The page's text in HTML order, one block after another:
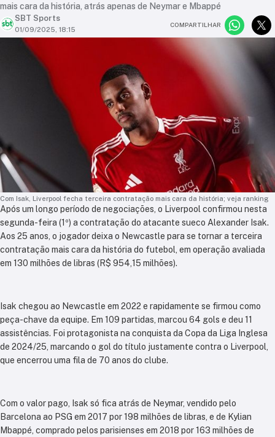
mais cara da história, atrás apenas de Neymar e Mbappé
SBT Sports
01/09/2025, 18:15
COMPARTILHAR
Com Isak, Liverpool fecha terceira contratação mais cara da história; veja ranking
Após um longo período de negociações, o Liverpool confirmou nesta
segunda-feira (1º) a contratação do atacante sueco Alexander Isak.
Aos 25 anos, o jogador deixa o Newcastle para se tornar a terceira
contratação mais cara da história do futebol, em operação avaliada
em 130 milhões de libras (R$ 954,15 milhões).
Isak chegou ao Newcastle em 2022 e rapidamente se firmou como
peça-chave da equipe. Em 109 partidas, marcou 64 gols e deu 11
assistências. Foi protagonista na conquista da Copa da Liga Inglesa
de 2024/25, marcando o gol do título justamente contra o Liverpool,
que encerrou uma fila de 70 anos do clube.
Com o valor pago, Isak só fica atrás de Neymar, vendido pelo
Barcelona ao PSG em 2017 por 198 milhões de libras, e de Kylian
Mbappé, comprado pelos parisienses em 2018 por 163 milhões de